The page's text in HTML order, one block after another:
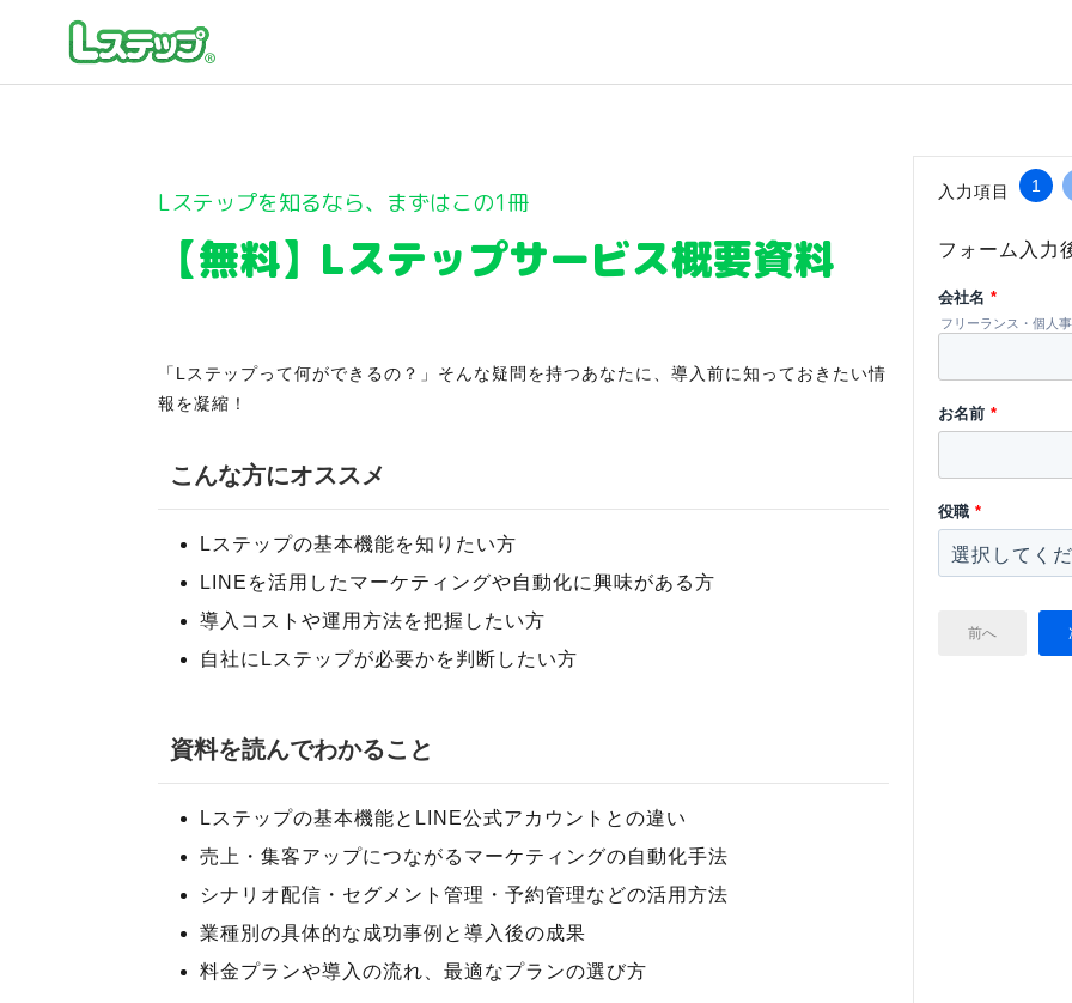
Lステップを知るなら、まずはこの1冊
【無料】Lステップサービス概要資料
「Lステップって何ができるの？」そんな疑問を持つあなたに、導入前に知っておきたい情
報を凝縮！
こんな方にオススメ
Lステップの基本機能を知りたい方
LINEを活用したマーケティングや自動化に興味がある方
導入コストや運用方法を把握したい方
自社にLステップが必要かを判断したい方
資料を読んでわかること
Lステップの基本機能とLINE公式アカウントとの違い
売上・集客アップにつながるマーケティングの自動化手法
シナリオ配信・セグメント管理・予約管理などの活用方法
業種別の具体的な成功事例と導入後の成果
料金プランや導入の流れ、最適なプランの選び方
入力項目 1
フォーム入力
会社名 *
フリーランス・個人
お名前 *
役職 *
前へ